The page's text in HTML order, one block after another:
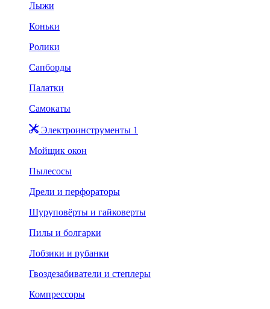
Лыжи
Коньки
Ролики
Сапборды
Палатки
Самокаты
Электроинструменты 1
Мойщик окон
Пылесосы
Дрели и перфораторы
Шуруповёрты и гайковерты
Пилы и болгарки
Лобзики и рубанки
Гвоздезабиватели и степлеры
Компрессоры